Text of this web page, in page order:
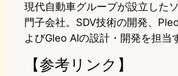
現代自動車グループが設立した
門子会社。SDV技術の開発、
よびGleo AIの設計・開発を担当
【参考リンク】